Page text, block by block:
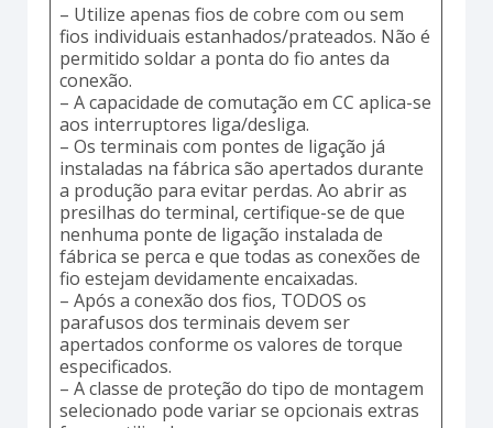
– Utilize apenas fios de cobre com ou sem
fios individuais estanhados/prateados. Não é
permitido soldar a ponta do fio antes da
conexão.
– A capacidade de comutação em CC aplica-se
aos interruptores liga/desliga.
– Os terminais com pontes de ligação já
instaladas na fábrica são apertados durante
a produção para evitar perdas. Ao abrir as
presilhas do terminal, certifique-se de que
nenhuma ponte de ligação instalada de
fábrica se perca e que todas as conexões de
fio estejam devidamente encaixadas.
– Após a conexão dos fios, TODOS os
parafusos dos terminais devem ser
apertados conforme os valores de torque
especificados.
– A classe de proteção do tipo de montagem
selecionado pode variar se opcionais extras